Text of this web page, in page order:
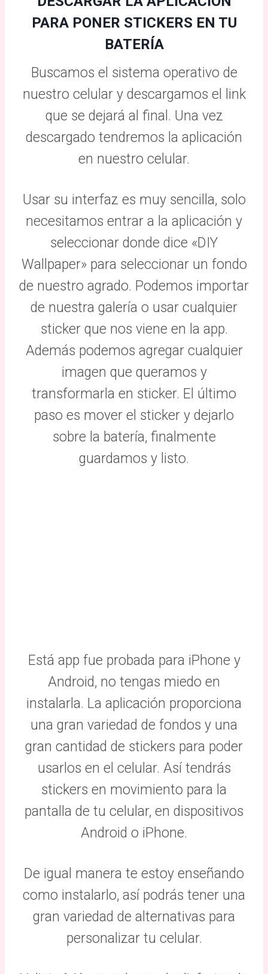
PARA PONER STICKERS EN TU
BATERÍA
Buscamos el sistema operativo de
nuestro celular y descargamos el link
que se dejará al final. Una vez
descargado tendremos la aplicación
en nuestro celular.
Usar su interfaz es muy sencilla, solo
necesitamos entrar a la aplicación y
seleccionar donde dice «DIY
Wallpaper» para seleccionar un fondo
de nuestro agrado. Podemos importar
de nuestra galería o usar cualquier
sticker que nos viene en la app.
Además podemos agregar cualquier
imagen que queramos y
transformarla en sticker. El último
paso es mover el sticker y dejarlo
sobre la batería, finalmente
guardamos y listo.
Está app fue probada para iPhone y
Android, no tengas miedo en
instalarla. La aplicación proporciona
una gran variedad de fondos y una
gran cantidad de stickers para poder
usarlos en el celular. Así tendrás
stickers en movimiento para la
pantalla de tu celular, en dispositivos
Android o iPhone.
De igual manera te estoy enseñando
como instalarlo, así podrás tener una
gran variedad de alternativas para
personalizar tu celular.